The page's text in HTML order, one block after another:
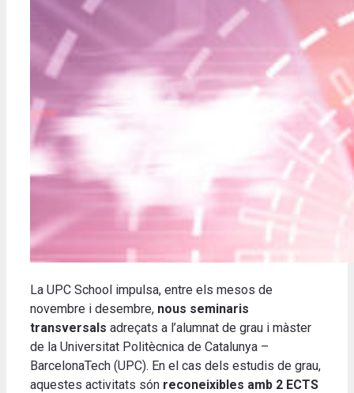
La UPC School impulsa, entre els mesos de
novembre i desembre, nous seminaris
transversals adreçats a l’alumnat de grau i màster
de la Universitat Politècnica de Catalunya –
BarcelonaTech (UPC). En el cas dels estudis de grau,
aquestes activitats són reconeixibles amb 2 ECTS